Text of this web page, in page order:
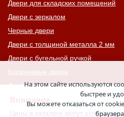
Внимание
Цены в каталоге могут
Двери для складских помещений
Двери с зеркалом
Черные двери
Двери с толщиной металла 2 мм
Двери с бугельной ручкой
Коричневые двери
Для гостиниц, отелей, хостелов
Взломостойкие двери
Левые двери
На этом сайте используются
быстрее и
Вы можете отказаться от